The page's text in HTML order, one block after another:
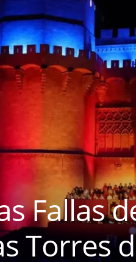
Fallas
Torres